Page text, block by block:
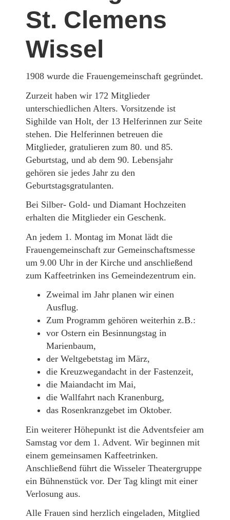
St. Clemens
Wissel
1908 wurde die Frauengemeinschaft gegründet.
Zurzeit haben wir 172 Mitglieder
unterschiedlichen Alters. Vorsitzende ist
Sighilde van Holt, der 13 Helferinnen zur Seite
stehen. Die Helferinnen betreuen die
Mitglieder, gratulieren zum 80. und 85.
Geburtstag, und ab dem 90. Lebensjahr
gehören sie jedes Jahr zu den
Geburtstagsgratulanten.
Bei Silber- Gold- und Diamant Hochzeiten
erhalten die Mitglieder ein Geschenk.
An jedem 1. Montag im Monat lädt die
Frauengemeinschaft zur Gemeinschaftsmesse
um 9.00 Uhr in der Kirche und anschließend
zum Kaffeetrinken ins Gemeindezentrum ein.
Zweimal im Jahr planen wir einen
Ausflug.
Zum Programm gehören weiterhin z.B.:
vor Ostern ein Besinnungstag in
Marienbaum,
der Weltgebetstag im März,
die Kreuzwegandacht in der Fastenzeit,
die Maiandacht im Mai,
die Wallfahrt nach Kranenburg,
das Rosenkranzgebet im Oktober.
Ein weiterer Höhepunkt ist die Adventsfeier am
Samstag vor dem 1. Advent. Wir beginnen mit
einem gemeinsamen Kaffeetrinken.
Anschließend führt die Wisseler Theatergruppe
ein Bühnenstück vor. Der Tag klingt mit einer
Verlosung aus.
Alle Frauen sind herzlich eingeladen, Mitglied